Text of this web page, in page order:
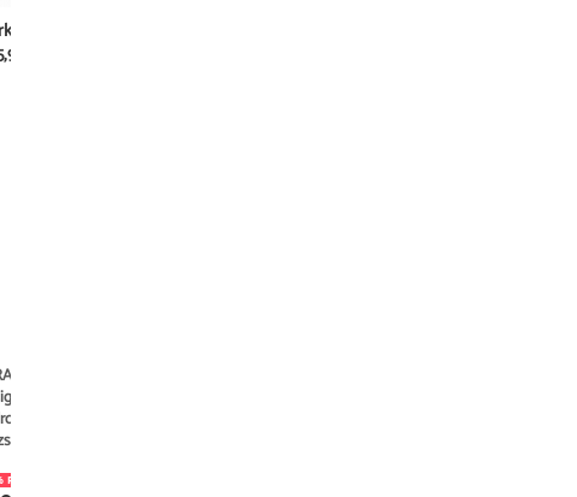
PVC freier Klick-
Modular ONE
Fusion grey
Fliese
Rabatt
€